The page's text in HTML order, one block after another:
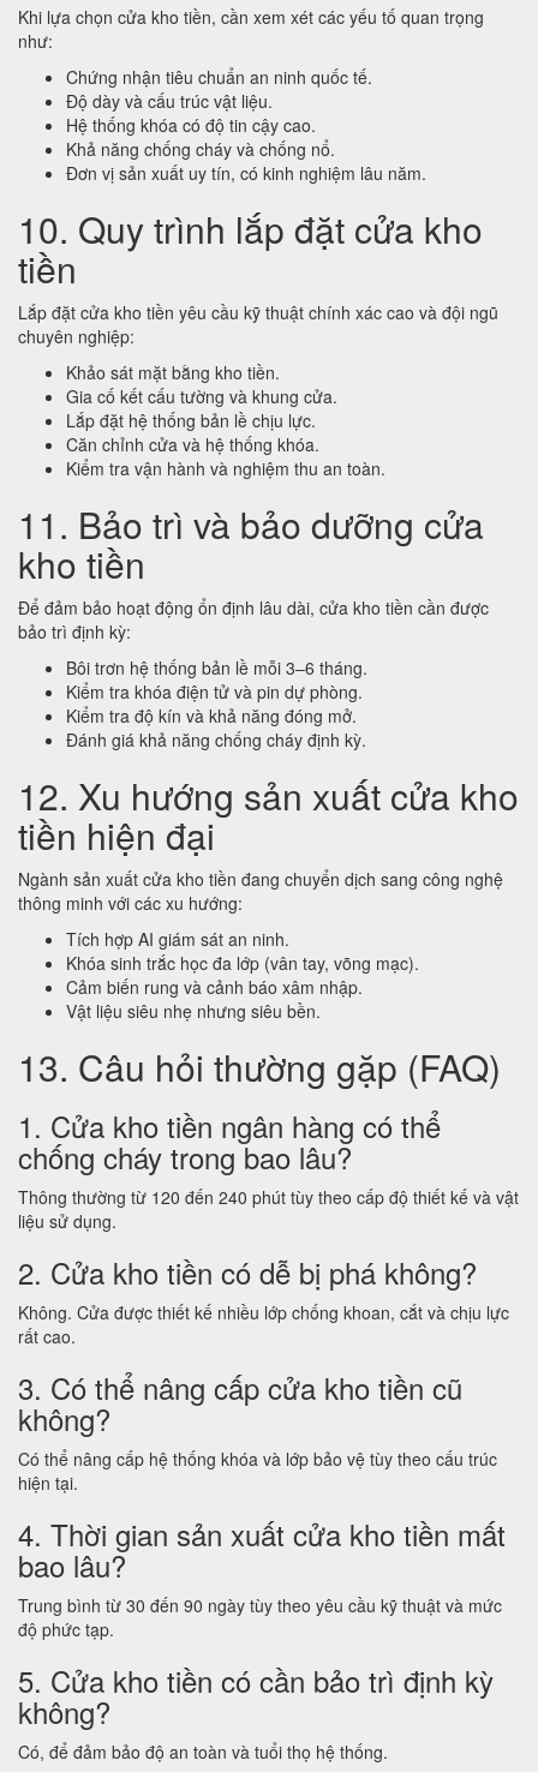
Khi lựa chọn cửa kho tiền, cần xem xét các yếu tố quan trọng
như:
Chứng nhận tiêu chuẩn an ninh quốc tế.
Độ dày và cấu trúc vật liệu.
Hệ thống khóa có độ tin cậy cao.
Khả năng chống cháy và chống nổ.
Đơn vị sản xuất uy tín, có kinh nghiệm lâu năm.
10. Quy trình lắp đặt cửa kho
tiền
Lắp đặt cửa kho tiền yêu cầu kỹ thuật chính xác cao và đội ngũ
chuyên nghiệp:
Khảo sát mặt bằng kho tiền.
Gia cố kết cấu tường và khung cửa.
Lắp đặt hệ thống bản lề chịu lực.
Căn chỉnh cửa và hệ thống khóa.
Kiểm tra vận hành và nghiệm thu an toàn.
11. Bảo trì và bảo dưỡng cửa
kho tiền
Để đảm bảo hoạt động ổn định lâu dài, cửa kho tiền cần được
bảo trì định kỳ:
Bôi trơn hệ thống bản lề mỗi 3–6 tháng.
Kiểm tra khóa điện tử và pin dự phòng.
Kiểm tra độ kín và khả năng đóng mở.
Đánh giá khả năng chống cháy định kỳ.
12. Xu hướng sản xuất cửa kho
tiền hiện đại
Ngành sản xuất cửa kho tiền đang chuyển dịch sang công nghệ
thông minh với các xu hướng:
Tích hợp AI giám sát an ninh.
Khóa sinh trắc học đa lớp (vân tay, võng mạc).
Cảm biến rung và cảnh báo xâm nhập.
Vật liệu siêu nhẹ nhưng siêu bền.
13. Câu hỏi thường gặp (FAQ)
1. Cửa kho tiền ngân hàng có thể
chống cháy trong bao lâu?
Thông thường từ 120 đến 240 phút tùy theo cấp độ thiết kế và vật
liệu sử dụng.
2. Cửa kho tiền có dễ bị phá không?
Không. Cửa được thiết kế nhiều lớp chống khoan, cắt và chịu lực
rất cao.
3. Có thể nâng cấp cửa kho tiền cũ
không?
Có thể nâng cấp hệ thống khóa và lớp bảo vệ tùy theo cấu trúc
hiện tại.
4. Thời gian sản xuất cửa kho tiền mất
bao lâu?
Trung bình từ 30 đến 90 ngày tùy theo yêu cầu kỹ thuật và mức
độ phức tạp.
5. Cửa kho tiền có cần bảo trì định kỳ
không?
Có, để đảm bảo độ an toàn và tuổi thọ hệ thống.